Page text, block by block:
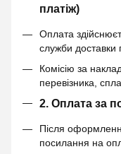
платіж)
Оплата
служби доставки
Комісію за
перевізника,
2. Оплата за
Після
посилання на